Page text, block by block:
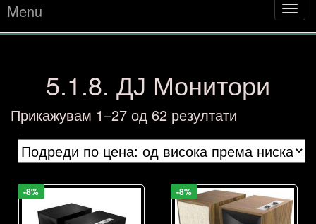
Menu
5.1.8. ДЈ Монитори
Прикажувам 1–27 од 62 резултати
by
price:
to
low
-8% -8%